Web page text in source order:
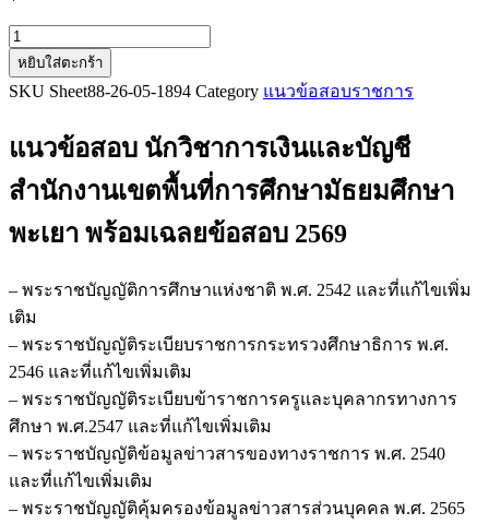
จำนวน
แนว
ข้อสอบ
วิชาการ
เงิน
และ
บัญชี
เขต
พื้นที่
การ
ศึกษา
มัธยมศึกษา
พะเยา
ชิ้น
หยิบใส่ตะกร้า
SKU Sheet88-26-05-1894 Category แนวข้อสอบราชการ
แนวข้อสอบ นักวิชาการเงินและบัญชี
สำนักงานเขตพื้นที่การศึกษามัธยมศึกษา
พะเยา พร้อมเฉลยข้อสอบ 2569
– พระราชบัญญัติการศึกษาแห่งชาติ พ.ศ. 2542 และที่แก้ไขเพิ่ม
เติม
– พระราชบัญญัติระเบียบราชการกระทรวงศึกษาธิการ พ.ศ.
2546 และที่แก้ไขเพิ่มเติม
– พระราชบัญญัติระเบียบข้าราชการครูและบุคลากรทางการ
ศึกษา พ.ศ.2547 และที่แก้ไขเพิ่มเติม
– พระราชบัญญัติข้อมูลข่าวสารของทางราชการ พ.ศ. 2540
และที่แก้ไขเพิ่มเติม
– พระราชบัญญัติคุ้มครองข้อมูลข่าวสารส่วนบุคคล พ.ศ. 2565